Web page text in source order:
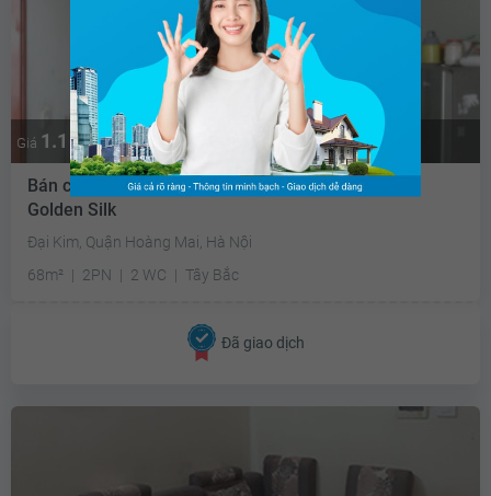
Giá 1.1 tỷ
Bán căn hộ chung cư Khu đô thị Kim Văn - Kim Lũ
Golden Silk
Đại Kim, Quận Hoàng Mai, Hà Nội
68m²
2PN 2 WC Tây Bắc
Đã giao dịch